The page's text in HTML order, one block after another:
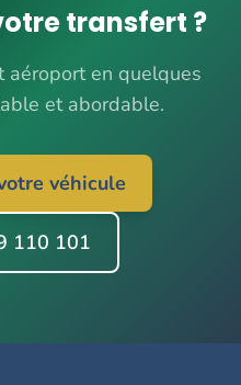
transfert ?
aéroport en quelques
et abordable.
véhicule
110 101